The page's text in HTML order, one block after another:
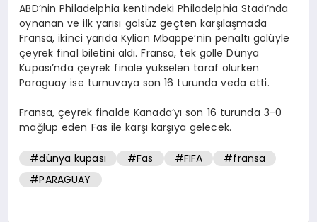
ABD’nin Philadelphia kentindeki Philadelphia Stadı’nda
oynanan ve ilk yarısı golsüz geçten karşılaşmada
Fransa, ikinci yarıda Kylian Mbappe’nin penaltı golüyle
çeyrek final biletini aldı. Fransa, tek golle Dünya
Kupası’nda çeyrek finale yükselen taraf olurken
Paraguay ise turnuvaya son 16 turunda veda etti.
Fransa, çeyrek finalde Kanada’yı son 16 turunda 3-0
mağlup eden Fas ile karşı karşıya gelecek.
#dünya kupası #Fas #FIFA
#fransa
#PARAGUAY